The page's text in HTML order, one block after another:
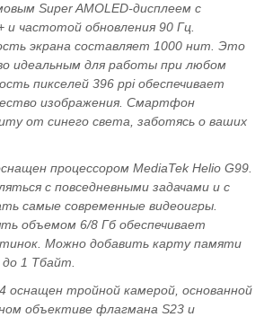
Super AMOLED-дисплеем с
и частотой обновления 90 Гц.
экрана составляет 1000 нит. Это
идеальным для работы при любом
пикселей 396 ppi обеспечивает
изображения. Смартфон
от синего света, заботясь о ваших
процессором MediaTek Helio G99.
с повседневными задачами и с
самые современные видеоигры.
объемом 6/8 Гб обеспечивает
Можно добавить карту памяти
1 Тбайт.
оснащен тройной камерой, основанной
объективе флагмана S23 и